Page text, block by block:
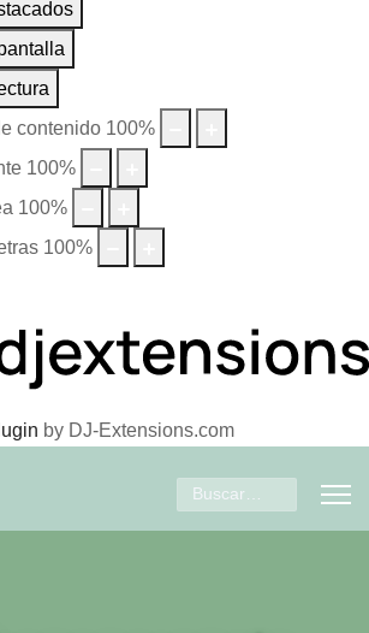
contenido 100%
100%
100%
100%
by DJ-Extensions.com
Buscar